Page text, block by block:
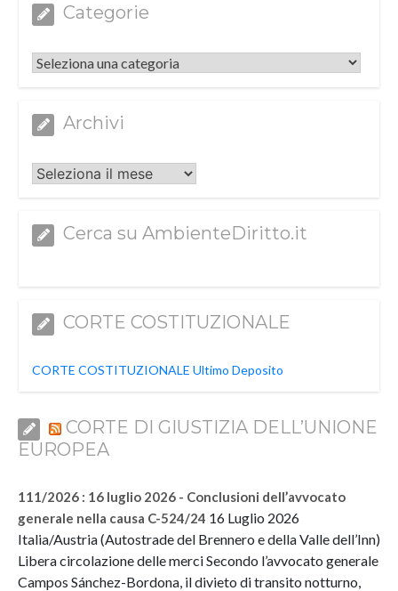
Categorie
Categorie
Archivi
Archivi
Cerca su AmbienteDiritto.it
CORTE COSTITUZIONALE
CORTE COSTITUZIONALE Ultimo Deposito
CORTE DI GIUSTIZIA DELL’UNIONE
EUROPEA
111/2026 : 16 luglio 2026 - Conclusioni dell’avvocato
generale nella causa C-524/24 16 Luglio 2026
Italia/Austria (Autostrade del Brennero e della Valle dell’Inn)
Libera circolazione delle merci Secondo l’avvocato generale
Campos Sánchez-Bordona, il divieto di transito notturno,